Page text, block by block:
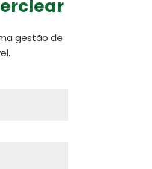
gestão de